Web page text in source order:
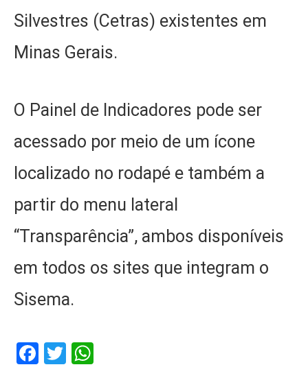
Silvestres (Cetras) existentes em
Minas Gerais.
O Painel de Indicadores pode ser
acessado por meio de um ícone
localizado no rodapé e também a
partir do menu lateral
“Transparência”, ambos disponíveis
em todos os sites que integram o
Sisema.
Facebook
Twitter